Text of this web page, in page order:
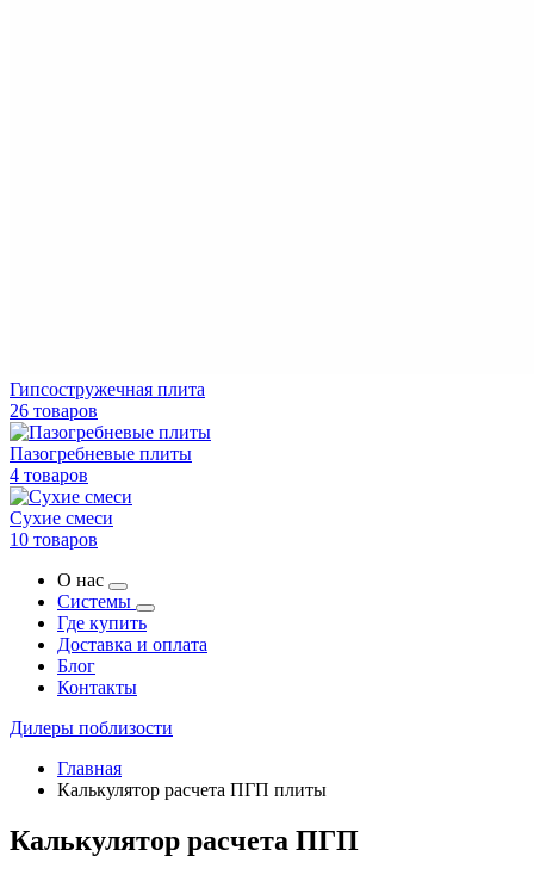
Гипсостружечная плита
26 товаров
Пазогребневые плиты
4 товаров
Сухие смеси
10 товаров
О нас
Системы
Где купить
Доставка и оплата
Блог
Контакты
Дилеры поблизости
Главная
Калькулятор расчета ПГП плиты
Калькулятор расчета ПГП